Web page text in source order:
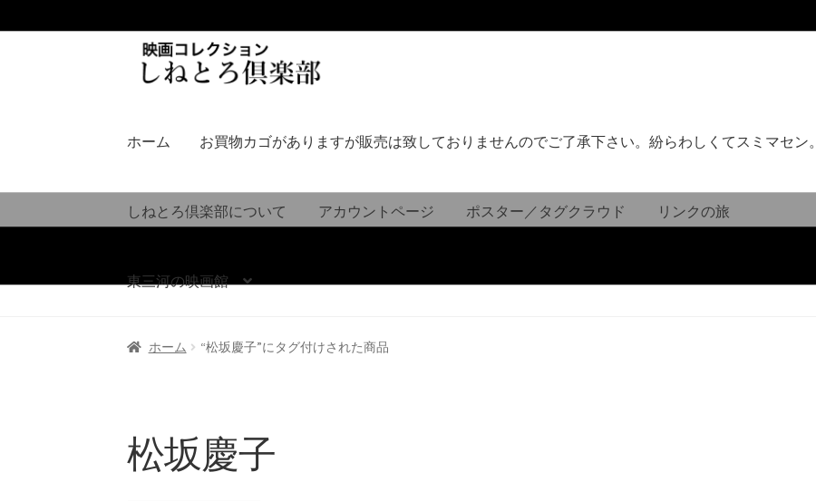
シ
へ
ス
ッ
ツ
キ
ッ
ホーム お買物カゴがありますが販売は致しておりませんのでご了承下さい。紛らわしくてスミマセン。
しねとろ倶楽部について アカウントページ ポスター／タグクラウド リンクの旅
東三河の映画館
ホーム “松坂慶子”にタグ付けされた商品
松坂慶子